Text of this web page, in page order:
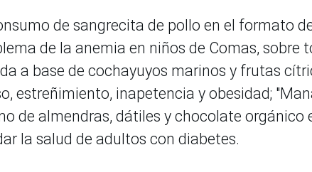
de sangrecita de pollo en el formato
de la anemia en niños de Comas, sobre
a base de cochayuyos marinos y frutas
estreñimiento, inapetencia y obesidad;
de almendras, dátiles y chocolate orgánico
la salud de adultos con diabetes.